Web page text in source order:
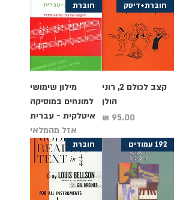
חוברת+דיסק
קצב לכולם 2, רוני
הולן
מחיר
חוברת
מילון שימושי
למונחים במוסיקה
איטלקית - עברית
אזל מהמלאי
192 עמודים חוברת